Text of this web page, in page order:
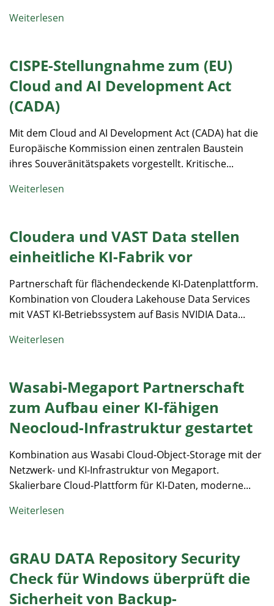
Weiterlesen
CISPE-Stellungnahme zum (EU)
Cloud and AI Development Act
(CADA)
Mit dem Cloud and AI Development Act (CADA) hat die
Europäische Kommission einen zentralen Baustein
ihres Souveränitätspakets vorgestellt. Kritische...
Weiterlesen
Cloudera und VAST Data stellen
einheitliche KI-Fabrik vor
Partnerschaft für flächendeckende KI-Datenplattform.
Kombination von Cloudera Lakehouse Data Services
mit VAST KI-Betriebssystem auf Basis NVIDIA Data...
Weiterlesen
Wasabi-Megaport Partnerschaft
zum Aufbau einer KI-fähigen
Neocloud-Infrastruktur gestartet
Kombination aus Wasabi Cloud-Object-Storage mit der
Netzwerk- und KI-Infrastruktur von Megaport.
Skalierbare Cloud-Plattform für KI-Daten, moderne...
Weiterlesen
GRAU DATA Repository Security
Check für Windows überprüft die
Sicherheit von Backup-